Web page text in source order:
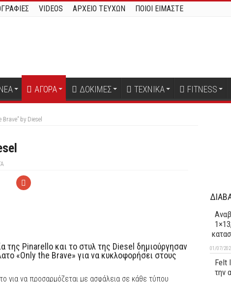
VIDEOS ΑΡΧΕΙΟ ΤΕΥΧΩΝ ΠΟΙΟΙ ΕΙΜΑΣΤΕ
ΑΓΟΡΑ ΔΟΚΙΜΕΣ ΤΕΧΝΙΚΑ FITNESS
Brave” by Diesel
της Pinarello και το στυλ της Diesel δημιούργησαν
«Only the Brave» για να κυκλοφορήσει στους
για να προσαρμόζεται με ασφάλεια σε κάθε τύπου
01/07/
Felt
την